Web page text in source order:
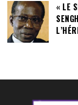
« LE